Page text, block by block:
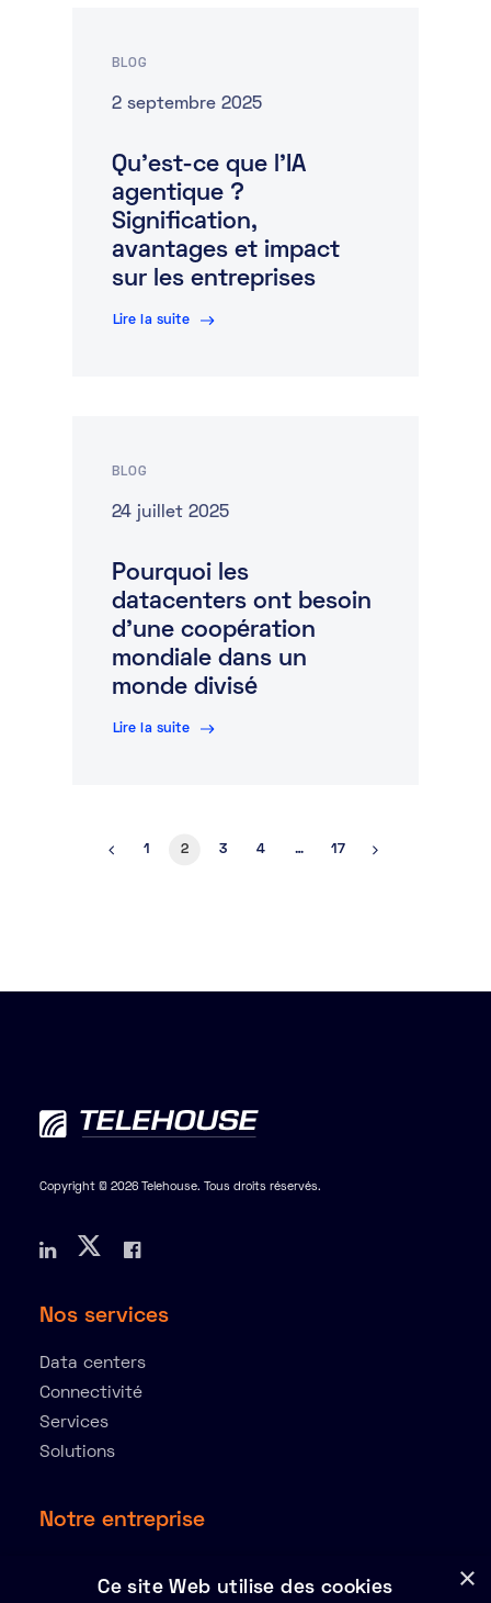
BLOG
2 septembre 2025
Qu’est-ce que l’IA
agentique ?
Signification,
avantages et impact
sur les entreprises
Lire la suite
BLOG
24 juillet 2025
Pourquoi les
datacenters ont besoin
d’une coopération
mondiale dans un
monde divisé
Lire la suite
1 2 3 4 … 17
Copyright © 2026 Telehouse. Tous droits réservés.
Nos services
Data centers
Connectivité
Services
Solutions
Notre entreprise
Ressources
×
Ce site Web utilise des cookies